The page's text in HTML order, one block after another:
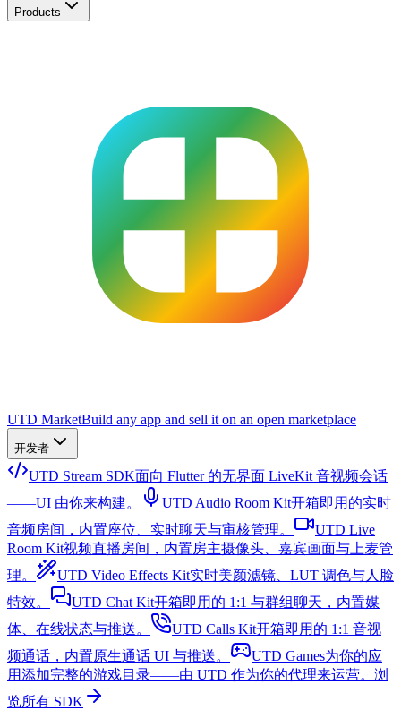
Products
UTD MarketBuild any app and sell it on an open marketplace
开发者
UTD Stream SDK面向 Flutter 的无界面 LiveKit 音视频会话
——UI 由你来构建。
UTD Audio Room Kit开箱即用的实时
音频房间，内置座位、实时聊天与审核管理。
UTD Live
Room Kit视频直播房间，内置房主摄像头、嘉宾画面与上麦管
理。
UTD Video Effects Kit实时美颜滤镜、LUT 调色与人脸
特效。
UTD Chat Kit开箱即用的 1:1 与群组聊天，内置媒
体、在线状态与推送。
UTD Calls Kit开箱即用的 1:1 音视
频通话，内置原生通话 UI 与推送。
UTD Games为你的应
用添加完整的游戏目录——由 UTD 作为你的代理来运营。 浏
览所有 SDK